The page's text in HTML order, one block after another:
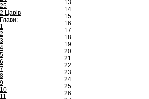
25
2 Царів
Глави:
1
2
3
4
5
6
7
8
9
10
11
13
14
15
16
17
18
19
20
21
22
23
24
25
26